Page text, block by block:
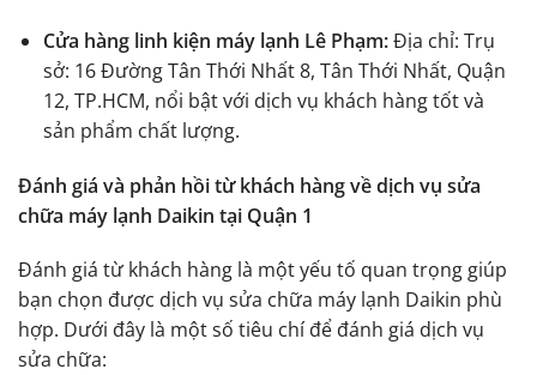
Cửa hàng linh kiện máy lạnh Lê Phạm:Địa chỉ: Trụ
sở: 16 Đường Tân Thới Nhất 8, Tân Thới Nhất, Quận
12, TP.HCM, nổi bật với dịch vụ khách hàng tốt và
sản phẩm chất lượng.
Đánh giá và phản hồi từ khách hàng về dịch vụ sửa
chữa máy lạnh Daikin tại Quận 1
Đánh giá từ khách hàng là một yếu tố quan trọng giúp
bạn chọn được dịch vụ sửa chữa máy lạnh Daikin phù
hợp. Dưới đây là một số tiêu chí để đánh giá dịch vụ
sửa chữa: